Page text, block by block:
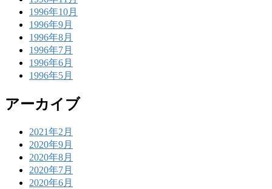
1996年10月
1996年9月
1996年8月
1996年7月
1996年6月
1996年5月
アーカイブ
2021年2月
2020年9月
2020年8月
2020年7月
2020年6月